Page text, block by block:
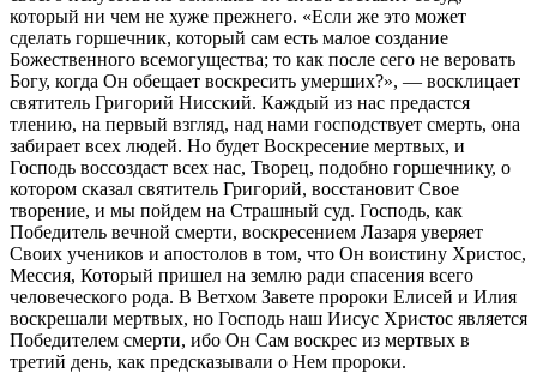
который ни чем не хуже прежнего. «Если же это может
сделать горшечник, который сам есть малое создание
Божественного всемогущества; то как после сего не веровать
Богу, когда Он обещает воскресить умерших?», — восклицает
святитель Григорий Нисский. Каждый из нас предастся
тлению, на первый взгляд, над нами господствует смерть, она
забирает всех людей. Но будет Воскресение мертвых, и
Господь воссоздаст всех нас, Творец, подобно горшечнику, о
котором сказал святитель Григорий, восстановит Свое
творение, и мы пойдем на Страшный суд. Господь, как
Победитель вечной смерти, воскресением Лазаря уверяет
Своих учеников и апостолов в том, что Он воистину Христос,
Мессия, Который пришел на землю ради спасения всего
человеческого рода. В Ветхом Завете пророки Елисей и Илия
воскрешали мертвых, но Господь наш Иисус Христос является
Победителем смерти, ибо Он Сам воскрес из мертвых в
третий день, как предсказывали о Нем пророки.